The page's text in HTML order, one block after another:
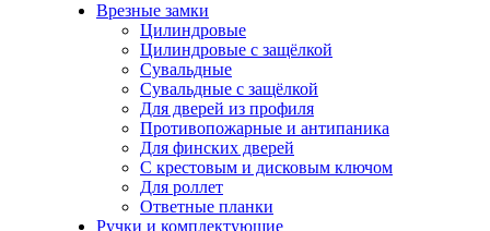
Врезные замки
Цилиндровые
Цилиндровые с защёлкой
Сувальдные
Сувальдные с защёлкой
Для дверей из профиля
Противопожарные и антипаника
Для финских дверей
С крестовым и дисковым ключом
Для роллет
Ответные планки
Ручки и комплектующие